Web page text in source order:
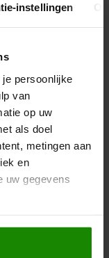
instellingen
persoonlijke
van
op uw
als doel
metingen aan
en
uw gegevens
Hoe zit dat